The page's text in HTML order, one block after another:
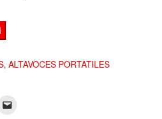
, ALTAVOCES PORTATILES